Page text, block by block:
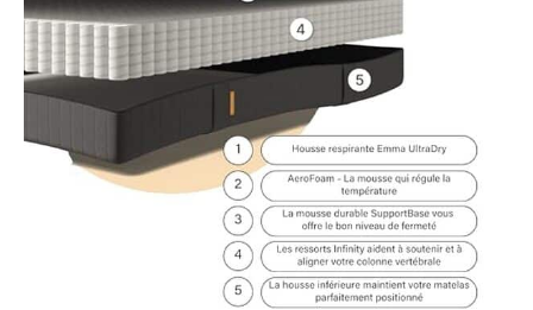
d'un essai sans risque
de 100 jours et d'une
garantie de 10 ans,
pour une satisfaction
et une tranquillité
d'esprit à long terme.